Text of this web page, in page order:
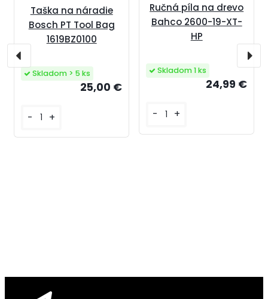
Taška na náradie
Bosch PT Tool Bag
1619BZ0100
25,00 €
- +
Skladom > 5 ks
Ručná píla na drevo
Bahco 2600-19-XT-
HP
24,99 €
- +
Skladom 1 ks